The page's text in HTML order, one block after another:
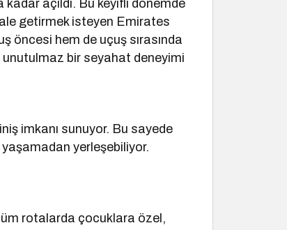
açıldı. Bu keyifli dönemde
getirmek isteyen Emirates
öncesi hem de uçuş sırasında
unutulmaz bir seyahat deneyimi
imkanı sunuyor. Bu sayede
yerleşebiliyor.
rotalarda çocuklara özel,